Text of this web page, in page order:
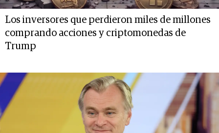
Los inversores que perdieron miles de millones
comprando acciones y criptomonedas de
Trump